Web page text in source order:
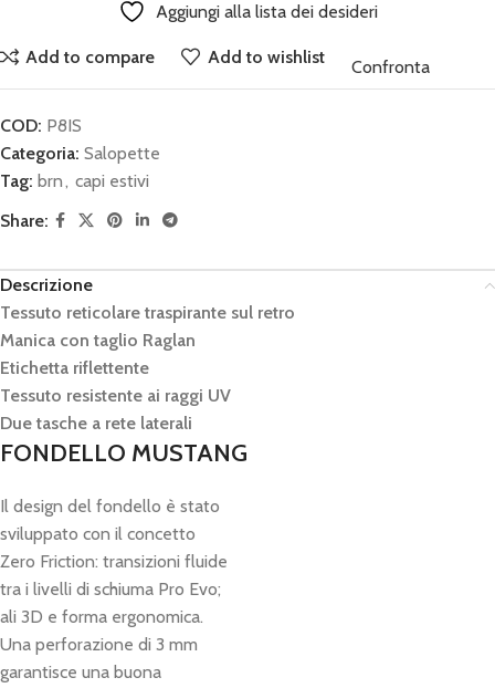
Aggiungi alla lista dei desideri
Add to compare Add to wishlist Confronta
COD: P8IS
Categoria: Salopette
Tag: brn, capi estivi
Share:
Descrizione
Tessuto reticolare traspirante sul retro
Manica con taglio Raglan
Etichetta riflettente
Tessuto resistente ai raggi UV
Due tasche a rete laterali
FONDELLO MUSTANG
Il design del fondello è stato
sviluppato con il concetto
Zero Friction: transizioni fluide
tra i livelli di schiuma Pro Evo;
ali 3D e forma ergonomica.
Una perforazione di 3 mm
garantisce una buona